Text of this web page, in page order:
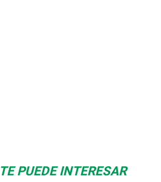
TE PUEDE INTERESAR